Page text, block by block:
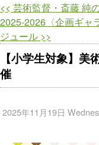
<< 芸術監督・斎藤 純
2025-2026〈企画ギャ
ジュール >>
【小学生対象】
催
2025年11月19日